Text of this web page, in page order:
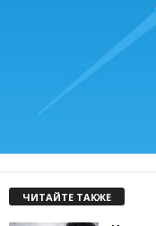
ЧИТАЙТЕ ТАКЖЕ